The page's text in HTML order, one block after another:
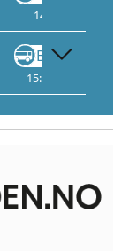
14:35
Buss
15:20